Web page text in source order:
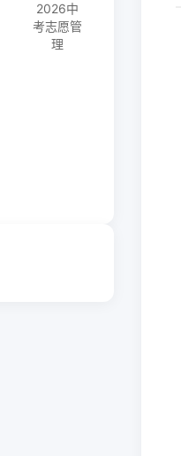
2026中
考志愿管
理